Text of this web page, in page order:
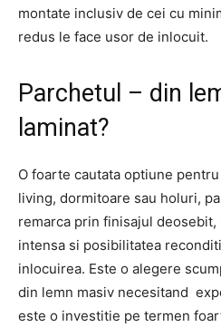
montate inclusiv de cei cu
redus le face usor de inlocuit.
Parchetul – din
laminat?
O foarte cautata optiune
living, dormitoare sau holuri,
remarca prin finisajul
intensa si posibilitatea
inlocuirea. Este o alegere
din lemn masiv necesitand
este o investitie pe termen